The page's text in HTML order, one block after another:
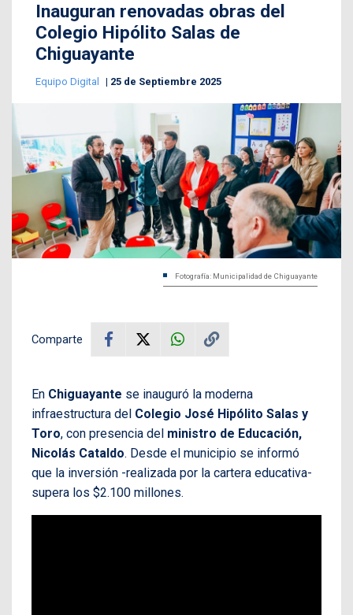
Inauguran renovadas obras del
Colegio Hipólito Salas de
Chiguayante
Equipo Digital 25 de Septiembre 2025
Fotografía: Municipalidad de Chiguayante
Comparte
En Chiguayante se inauguró la moderna
infraestructura del Colegio José Hipólito Salas y
Toro, con presencia del ministro de Educación,
Nicolás Cataldo. Desde el municipio se informó
que la inversión -realizada por la cartera educativa-
supera los $2.100 millones.